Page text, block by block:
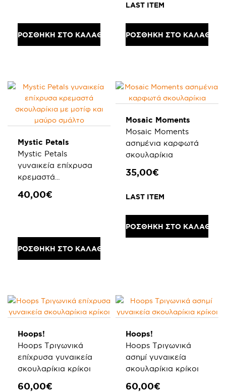
ΠΡΟΣΘΗΚΗ ΣΤΟ ΚΑΛΑΘΙ
LAST ITEM
ΠΡΟΣΘΗΚΗ ΣΤΟ ΚΑΛΑΘΙ
Mystic Petals
Mystic Petals
γυναικεία επίχρυσα
κρεμαστά
και μαύρο σμάλτο
40,00€
ΠΡΟΣΘΗΚΗ ΣΤΟ ΚΑΛΑΘΙ
Mosaic Moments
Mosaic Moments
ασημένια καρφωτά
σκουλαρίκια
35,00€
LAST ITEM
ΠΡΟΣΘΗΚΗ ΣΤΟ ΚΑΛΑΘΙ
Hoops!
Hoops Τριγωνικά
επίχρυσα γυναικεία
σκουλαρίκια κρίκοι
60,00€
Hoops!
Hoops Τριγωνικά
ασημί γυναικεία
σκουλαρίκια κρίκοι
60,00€